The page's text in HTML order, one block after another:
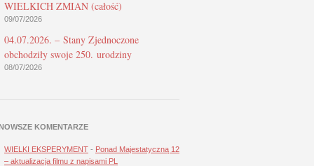
WIELKICH ZMIAN (całość)
09/07/2026
04.07.2026. – Stany Zjednoczone
obchodziły swoje 250. urodziny
08/07/2026
KOMENTARZE
WIELKI EKSPERYMENT - Ponad Majestatyczną 12
– aktualizacja filmu z napisami PL